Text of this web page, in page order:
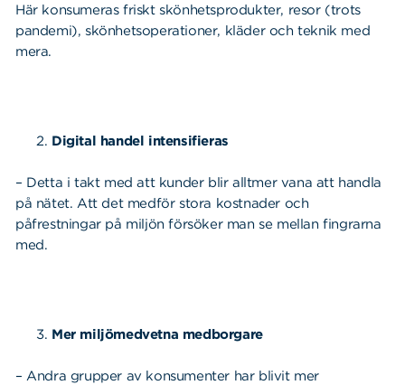
Här konsumeras friskt skönhetsprodukter, resor (trots
pandemi), skönhetsoperationer, kläder och teknik med
mera.
Digital handel intensifieras
– Detta i takt med att kunder blir alltmer vana att handla
på nätet. Att det medför stora kostnader och
påfrestningar på miljön försöker man se mellan fingrarna
med.
Mer miljömedvetna medborgare
– Andra grupper av konsumenter har blivit mer